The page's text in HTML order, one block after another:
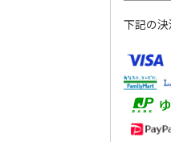
下記の決